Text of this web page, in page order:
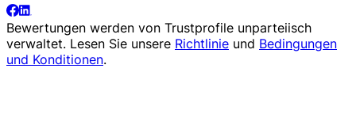
Bewertungen werden von Trustprofile unparteiisch
verwaltet. Lesen Sie unsere Richtlinie und Bedingungen
und Konditionen.